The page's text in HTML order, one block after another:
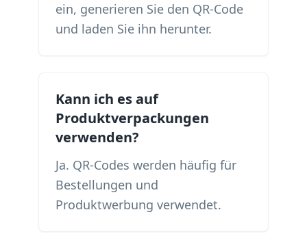
ein, generieren Sie den QR-Code
und laden Sie ihn herunter.
Kann ich es auf
Produktverpackungen
verwenden?
Ja. QR-Codes werden häufig für
Bestellungen und
Produktwerbung verwendet.